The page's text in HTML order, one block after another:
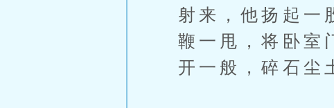
射来，他扬起一
鞭一甩，将卧室
开一般，碎石尘